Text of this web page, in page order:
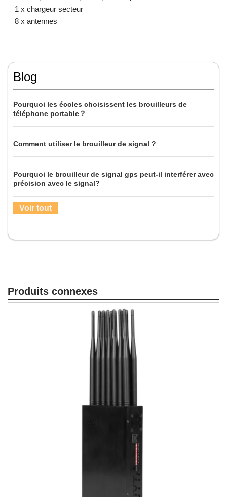
1 x chargeur secteur
8 x antennes
Blog
Pourquoi les écoles choisissent les brouilleurs de
téléphone portable？
Comment utiliser le brouilleur de signal ?
Pourquoi le brouilleur de signal gps peut-il interférer avec
précision avec le signal?
Voir tout
Produits connexes